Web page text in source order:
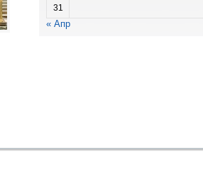
31
« Апр